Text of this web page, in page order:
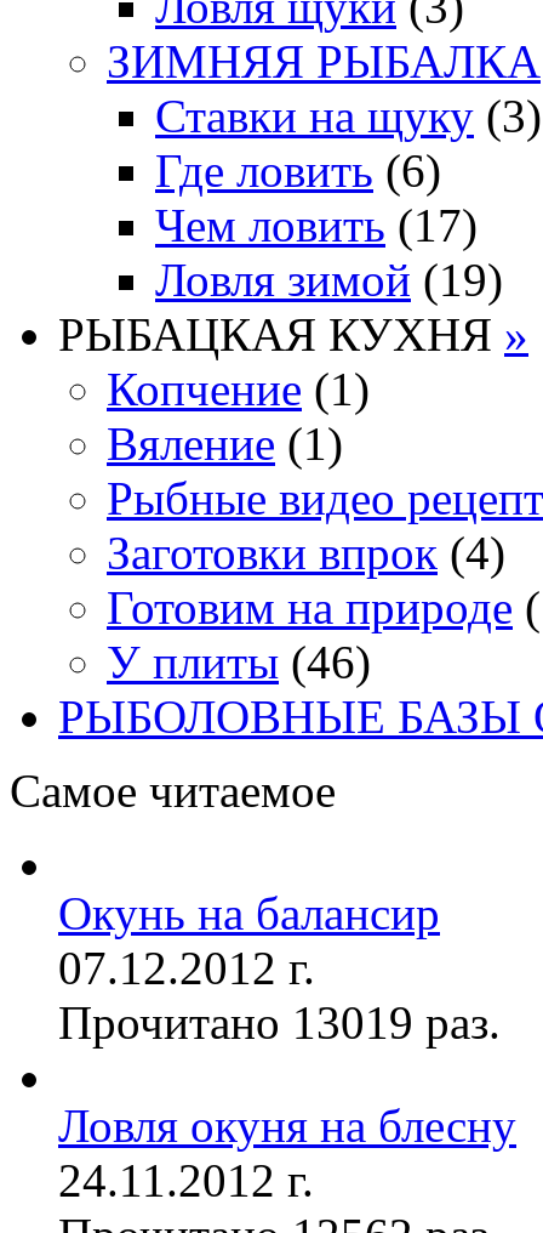
ЗИМНЯЯ РЫБАЛКА
Ставки на щуку (3)
Где ловить (6)
Чем ловить (17)
Ловля зимой (19)
РЫБАЦКАЯ КУХНЯ »
Копчение (1)
Вяление (1)
Рыбные видео
Заготовки впрок (4)
Готовим на природе
У плиты (46)
РЫБОЛОВНЫЕ БАЗЫ
Самое читаемое
Окунь на балансир
07.12.2012 г.
Прочитано 13019 раз.
Ловля окуня на блесну
24.11.2012 г.